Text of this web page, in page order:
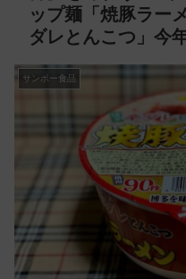
ップ麺「焼豚ラー
ダレとんこつ」今
サンポー食品